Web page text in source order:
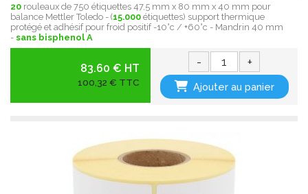
20 rouleaux de 750 étiquettes 47,5 mm x 80 mm x 40 mm pour
balance Mettler Toledo - (15.000 étiquettes) support thermique
protégé et adhésif pour froid positif -10°c / +60°c - Mandrin 40 mm
- sans bisphenol A
83.60 € HT
100,32 € TTC
- +
Ajouter au panier